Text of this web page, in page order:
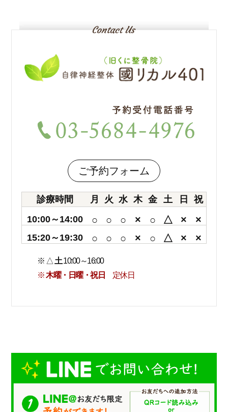
ご予約フォーム
診療時間 月 火 水 木 金 土 日
祝
10:00～14:00
○ ○ ○ × ○ △ × ×
15:20～19:30 ○ ○ ○ × ○ △ × ×
※ △ 土10:00～16:00
※木曜・日曜・祝日 定休日